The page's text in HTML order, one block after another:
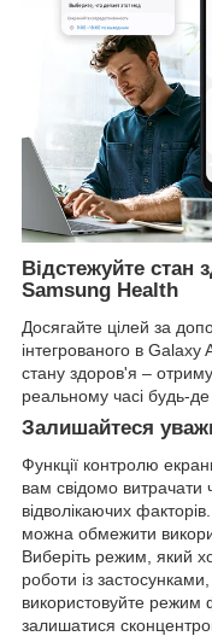
Відстежуйте стан
Samsung Health
Досягайте цілей за
інтегрованого в Galaxy
стану здоров'я –
реальному часі будь-де
Залишайтеся
Функції контролю
вам свідомо
відволікаючих
можна обмежити
Виберіть режим, який
роботи із
використовуйте
залишатися